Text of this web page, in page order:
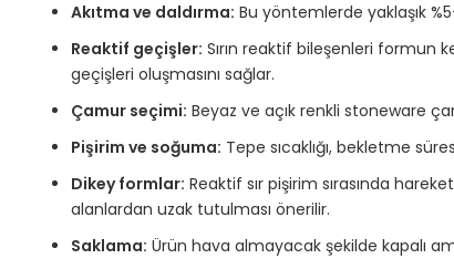
Akıtma ve daldırma: Bu yöntemlerde yaklaşık
Reaktif geçişler: Sırın reaktif bileşenleri formun
geçişleri oluşmasını sağlar.
Çamur seçimi: Beyaz ve açık renkli stoneware
Pişirim ve soğuma: Tepe sıcaklığı, bekletme
Dikey formlar: Reaktif sır pişirim sırasında
alanlardan uzak tutulması önerilir.
Saklama: Ürün hava almayacak şekilde kapalı